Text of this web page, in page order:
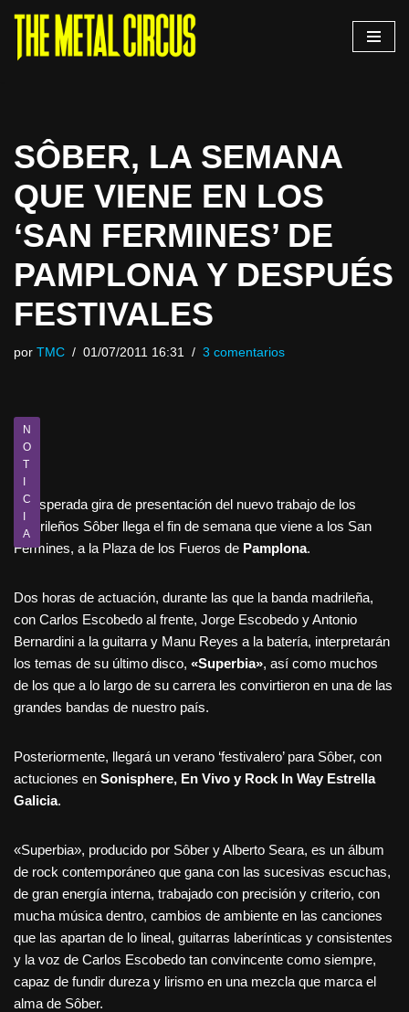
Saltar
SÔBER, LA SEMANA
QUE VIENE EN LOS
‘SAN FERMINES’ DE
PAMPLONA Y DESPUÉS
FESTIVALES
por TMC 01/07/2011 16:31 3 comentarios
N
O
T
I
C
I
A
La esperada gira de presentación del nuevo trabajo de los
madrileños Sôber llega el fin de semana que viene a los San
Fermines, a la Plaza de los Fueros de Pamplona.
Dos horas de actuación, durante las que la banda madrileña,
con Carlos Escobedo al frente, Jorge Escobedo y Antonio
Bernardini a la guitarra y Manu Reyes a la batería, interpretarán
los temas de su último disco, «Superbia», así como muchos
de los que a lo largo de su carrera les convirtieron en una de las
grandes bandas de nuestro país.
Posteriormente, llegará un verano ‘festivalero’ para Sôber, con
actuciones en Sonisphere, En Vivo y Rock In Way Estrella
Galicia.
«Superbia», producido por Sôber y Alberto Seara, es un álbum
de rock contemporáneo que gana con las sucesivas escuchas,
de gran energía interna, trabajado con precisión y criterio, con
mucha música dentro, cambios de ambiente en las canciones
que las apartan de lo lineal, guitarras laberínticas y consistentes
y la voz de Carlos Escobedo tan convincente como siempre,
capaz de fundir dureza y lirismo en una mezcla que marca el
alma de Sôber.